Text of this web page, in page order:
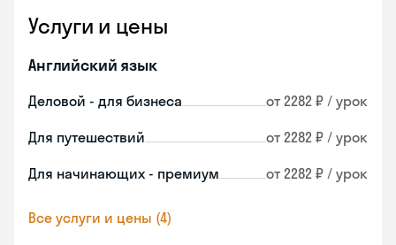
Услуги и цены
Английский язык
Деловой - для бизнеса от 2282 ₽ / урок
Для путешествий от 2282 ₽ / урок
Для начинающих - премиум от 2282 ₽ / урок
Все услуги и цены (4)